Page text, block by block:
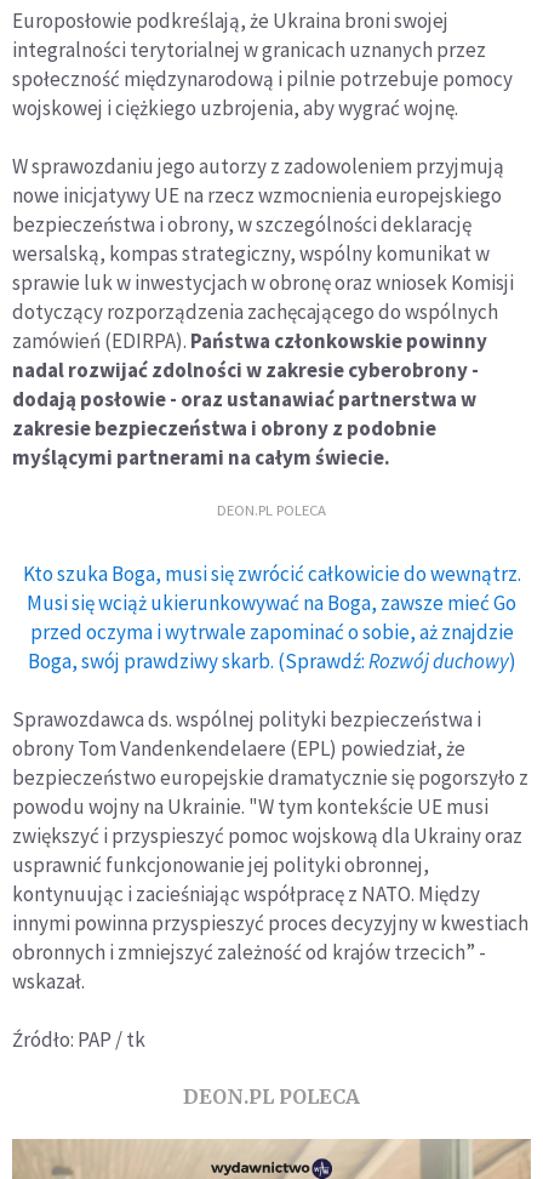
Europosłowie podkreślają, że Ukraina broni swojej
integralności terytorialnej w granicach uznanych przez
społeczność międzynarodową i pilnie potrzebuje pomocy
wojskowej i ciężkiego uzbrojenia, aby wygrać wojnę.
W sprawozdaniu jego autorzy z zadowoleniem przyjmują
nowe inicjatywy UE na rzecz wzmocnienia europejskiego
bezpieczeństwa i obrony, w szczególności deklarację
wersalską, kompas strategiczny, wspólny komunikat w
sprawie luk w inwestycjach w obronę oraz wniosek Komisji
dotyczący rozporządzenia zachęcającego do wspólnych
zamówień (EDIRPA). Państwa członkowskie powinny
nadal rozwijać zdolności w zakresie cyberobrony -
dodają posłowie - oraz ustanawiać partnerstwa w
zakresie bezpieczeństwa i obrony z podobnie
myślącymi partnerami na całym świecie.
DEON.PL POLECA
Kto szuka Boga, musi się zwrócić całkowicie do wewnątrz.
Musi się wciąż ukierunkowywać na Boga, zawsze mieć Go
przed oczyma i wytrwale zapominać o sobie, aż znajdzie
Boga, swój prawdziwy skarb. (Sprawdź:Rozwój duchowy)
Sprawozdawca ds. wspólnej polityki bezpieczeństwa i
obrony Tom Vandenkendelaere (EPL) powiedział, że
bezpieczeństwo europejskie dramatycznie się pogorszyło z
powodu wojny na Ukrainie. "W tym kontekście UE musi
zwiększyć i przyspieszyć pomoc wojskową dla Ukrainy oraz
usprawnić funkcjonowanie jej polityki obronnej,
kontynuując i zacieśniając współpracę z NATO. Między
innymi powinna przyspieszyć proces decyzyjny w kwestiach
obronnych i zmniejszyć zależność od krajów trzecich” -
wskazał.
Źródło: PAP / tk
DEON.PL POLECA